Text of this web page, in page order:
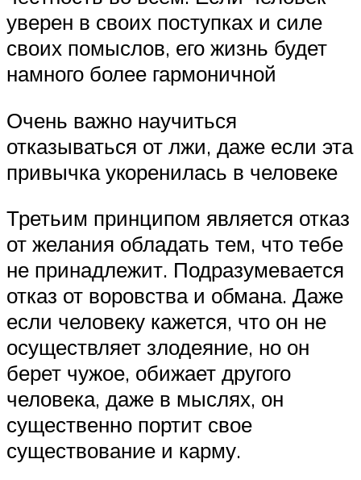
уверен в своих поступках и силе
своих помыслов, его жизнь будет
намного более гармоничной
Очень важно научиться
отказываться от лжи, даже если эта
привычка укоренилась в человеке
Третьим принципом является отказ
от желания обладать тем, что тебе
не принадлежит. Подразумевается
отказ от воровства и обмана. Даже
если человеку кажется, что он не
осуществляет злодеяние, но он
берет чужое, обижает другого
человека, даже в мыслях, он
существенно портит свое
существование и карму.